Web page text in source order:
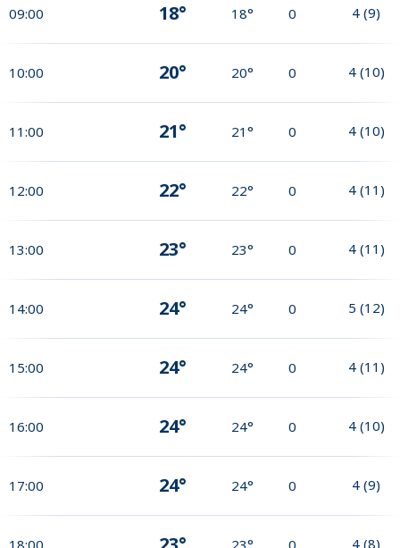
09:00 18° 18° 0 4 (9)
10:00 20° 20° 0 4 (10)
11:00 21° 21° 0 4 (10)
12:00 22° 22° 0 4 (11)
13:00 23° 23° 0 4 (11)
14:00 24° 24° 0 5 (12)
15:00 24° 24° 0 4 (11)
16:00 24° 24° 0 4 (10)
17:00 24° 24° 0 4 (9)
18:00 23° 0 4 (8)